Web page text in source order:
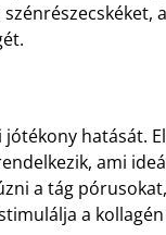
hatását.
ami
a tág
a